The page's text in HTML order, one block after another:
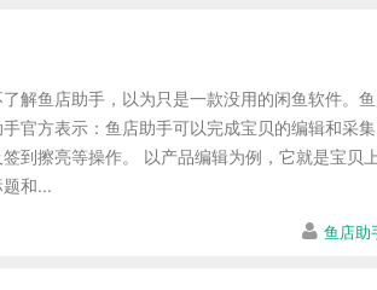
解鱼店助手，以为只是一款没用的闲鱼软件。
官方表示：鱼店助手可以完成宝贝的编辑和采集
到擦亮等操作。 以产品编辑为例，它就是宝贝
和...
鱼店助